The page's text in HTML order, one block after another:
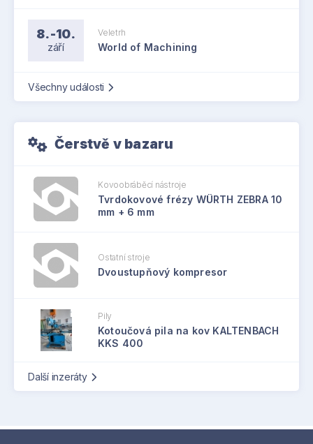
8.-10.
září
Veletrh
World of Machining
Všechny události
Čerstvě v bazaru
Kovoobráběcí nástroje
Tvrdokovové frézy WÜRTH ZEBRA 10
mm + 6 mm
Ostatní stroje
Dvoustupňový kompresor
Pily
Kotoučová pila na kov KALTENBACH
KKS 400
Další inzeráty